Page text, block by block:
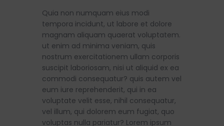
Quia non numquam eius modi
tempora incidunt, ut labore et dolore
magnam aliquam quaerat voluptatem.
ut enim ad minima veniam, quis
nostrum exercitationem ullam corporis
suscipit laboriosam, nisi ut aliquid ex ea
commodi consequatur? quis autem vel
eum iure reprehenderit, qui in ea
voluptate velit esse, nihil consequatur,
vel illum, qui dolorem eum fugiat, quo
voluptas nulla pariatur? Lorem ipsum